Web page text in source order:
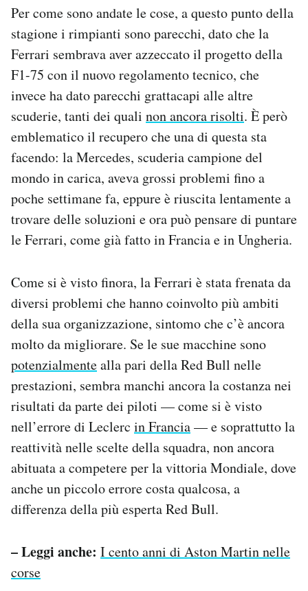
Per come sono andate le cose, a questo punto della
stagione i rimpianti sono parecchi, dato che la
Ferrari sembrava aver azzeccato il progetto della
F1-75 con il nuovo regolamento tecnico, che
invece ha dato parecchi grattacapi alle altre
scuderie, tanti dei quali non ancora risolti. È però
emblematico il recupero che una di questa sta
facendo: la Mercedes, scuderia campione del
mondo in carica, aveva grossi problemi fino a
poche settimane fa, eppure è riuscita lentamente a
trovare delle soluzioni e ora può pensare di puntare
le Ferrari, come già fatto in Francia e in Ungheria.
Come si è visto finora, la Ferrari è stata frenata da
diversi problemi che hanno coinvolto più ambiti
della sua organizzazione, sintomo che c’è ancora
molto da migliorare. Se le sue macchine sono
potenzialmentealla pari della Red Bull nelle
prestazioni, sembra manchi ancora la costanza nei
risultati da parte dei piloti — come si è visto
nell’errore di Leclerc in Francia— e soprattutto la
reattività nelle scelte della squadra, non ancora
abituata a competere per la vittoria Mondiale, dove
anche un piccolo errore costa qualcosa, a
differenza della più esperta Red Bull.
– Leggi anche: I cento anni di Aston Martin nelle
corse